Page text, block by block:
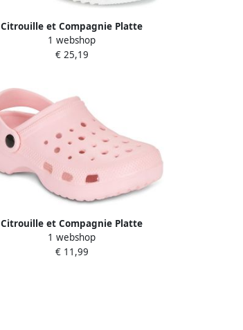
Citrouille et Compagnie Platte
sandalen GAUFRETTE
1 webshop
€ 25,19
Citrouille et Compagnie Platte
sandalen PELIO
1 webshop
€ 11,99